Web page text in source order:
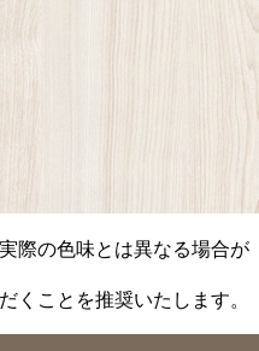
際の色味とは異なる場合が
くことを推奨いたします。